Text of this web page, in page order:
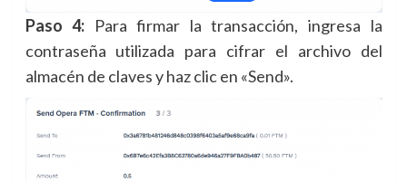
Paso 4: Para firmar la transacción, ingresa la
contraseña utilizada para cifrar el archivo del
almacén de claves y haz clic en «Send».